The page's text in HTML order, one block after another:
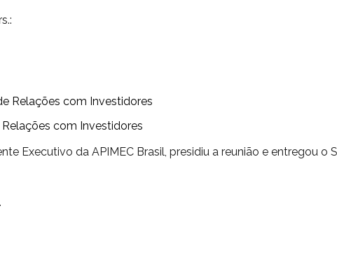
Relações com Investidores
com Investidores
Executivo da APIMEC Brasil, presidiu a reunião e entregou o
.